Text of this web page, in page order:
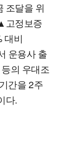
조달을 위
정보증
대비
운용사 출
의 우대조
간을 2주
다.